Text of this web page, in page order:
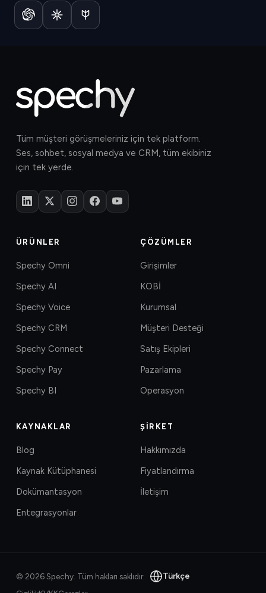
Tüm müşteri görüşmeleriniz için tek platform.
Ses, sohbet, sosyal medya ve CRM, tüm ekibiniz
için tek yerde.
ÜRÜNLER
Spechy Omni
Spechy AI
Spechy Voice
Spechy CRM
Spechy Connect
Spechy Pay
Spechy BI
ÇÖZÜMLER
Girişimler
KOBİ
Kurumsal
Müşteri Desteği
Satış Ekipleri
Pazarlama
Operasyon
KAYNAKLAR
Blog
Kaynak Kütüphanesi
Dokümantasyon
Entegrasyonlar
ŞIRKET
Hakkımızda
Fiyatlandırma
İletişim
© 2026Spechy. Tüm hakları saklıdır. Türkçe